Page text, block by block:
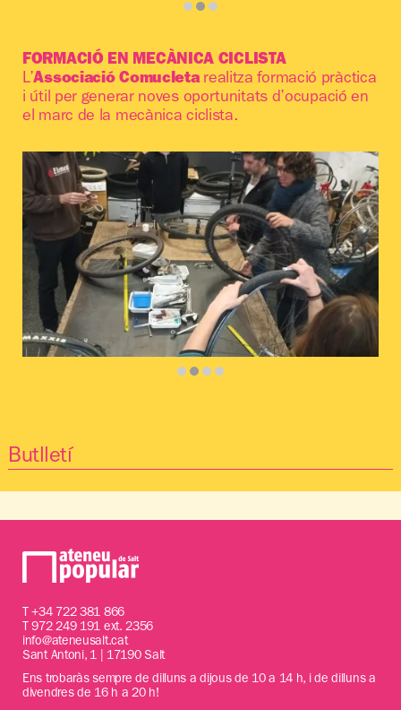
Diapositiva 2 de 3: Alfabetització 2 | © ©SomdeSalt
FORMACIÓ EN MECÀNICA CICLISTA
L’Associació Comucletarealitza formació pràctica
i útil per generar noves oportunitats d’ocupació en
el marc de la mecànica ciclista.
Butlletí
T+34 722 381 866
T 972 249 191 ext. 2356
info@ateneusalt.cat
Sant Antoni, 1 | 17190 Salt
Ens trobaràs sempre de dilluns a dijous de 10 a 14 h, i de dilluns a
divendres de 16 h a 20 h!